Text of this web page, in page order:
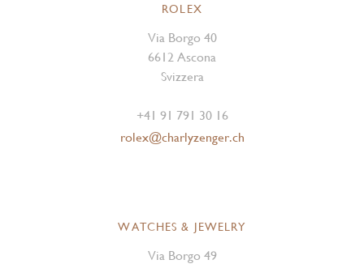
ROLEX
Via Borgo 40
6612 Ascona
Svizzera
+41 91 791 30 16
rolex@charlyzenger.ch
WATCHES & JEWELRY
Via Borgo 49